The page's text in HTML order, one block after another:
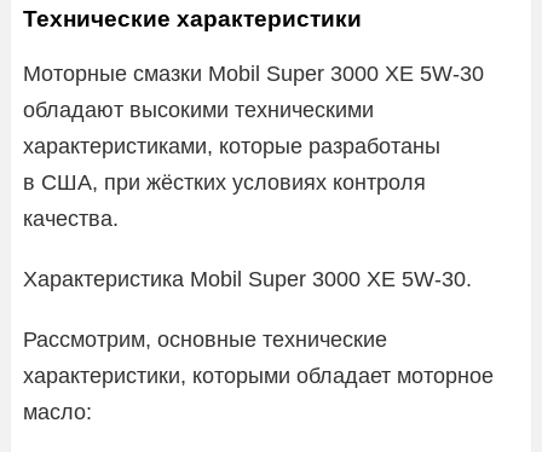
Технические характеристики
Моторные смазки Mobil Super 3000 XE 5W-30
обладают высокими техническими
характеристиками, которые разработаны
в США, при жёстких условиях контроля
качества.
Характеристика Mobil Super 3000 XE 5W-30.
Рассмотрим, основные технические
характеристики, которыми обладает моторное
масло: